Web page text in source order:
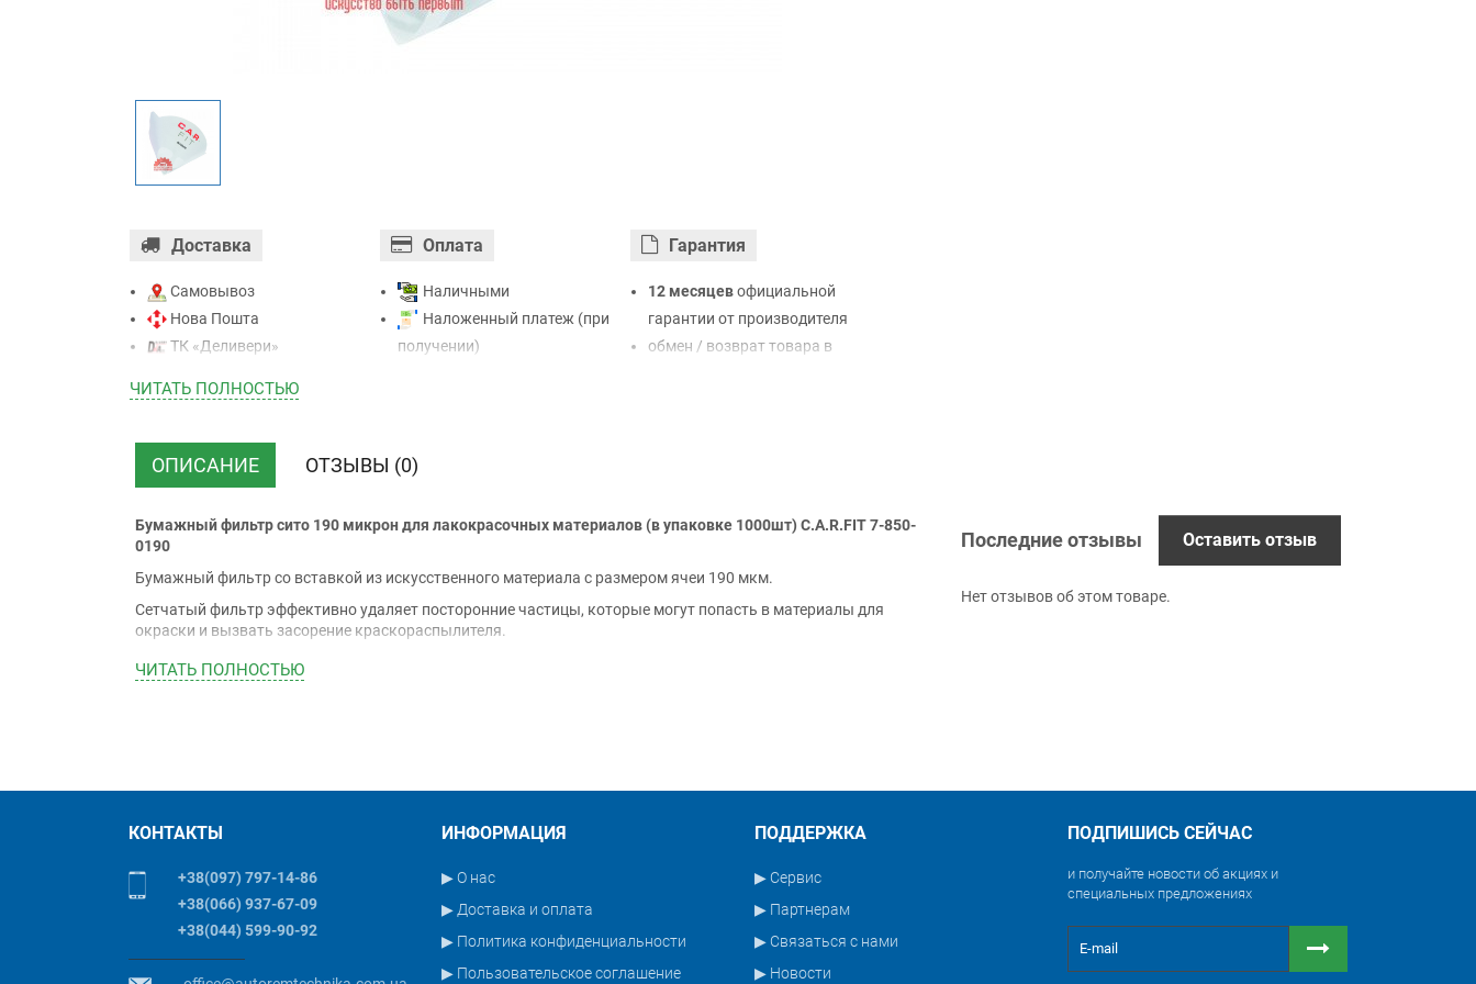
Доставка
Самовывоз
Нова Пошта
ТК «Деливери»
ТК “Justin”
ТК ”УкрПочта”
Оплата
Наличными
Наложенный платеж (при
получении)
Гарантия
12 месяцевофициальной
гарантии от производителя
обмен / возврат товара в
ЧИТАТЬ ПОЛНОСТЬЮ
ОПИСАНИЕ ОТЗЫВЫ (0)
Бумажный фильтр сито 190 микрон для лакокрасочных материалов (в упаковке 1000шт) C.A.R.FIT 7-850-
0190
Бумажный фильтр со вставкой из искусственного материала с размером ячеи 190 мкм.
Сетчатый фильтр эффективно удаляет посторонние частицы, которые могут попасть в материалы для
окраски и вызвать засорение краскораспылителя.
Применение:
ЧИТАТЬ ПОЛНОСТЬЮ
Последние отзывы Оставить отзыв
Нет отзывов об этом товаре.
КОНТАКТЫ
+38(097) 797-14-86
+38(066) 937-67-09
+38(044) 599-90-92
ИНФОРМАЦИЯ
▶ О нас
▶ Доставка и оплата
▶ Политика конфиденциальности
▶ Пользовательское соглашение
ПОДДЕРЖКА
▶ Сервис
▶ Партнерам
▶ Связаться с нами
▶ Новости
ПОДПИШИСЬ СЕЙЧАС
и получайте новости об акциях и
специальных предложениях